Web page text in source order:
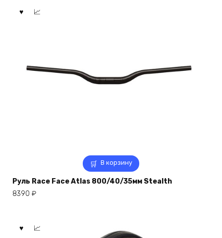
В корзину
Руль Race Face Atlas 800/40/35мм Stealth
8390 ₽